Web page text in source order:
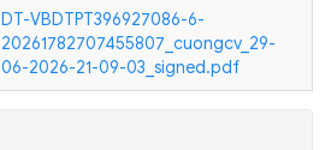
DT-VBDTPT396927086-6-
20261782707455807_cuongcv_29-
06-2026-21-09-03_signed.pdf